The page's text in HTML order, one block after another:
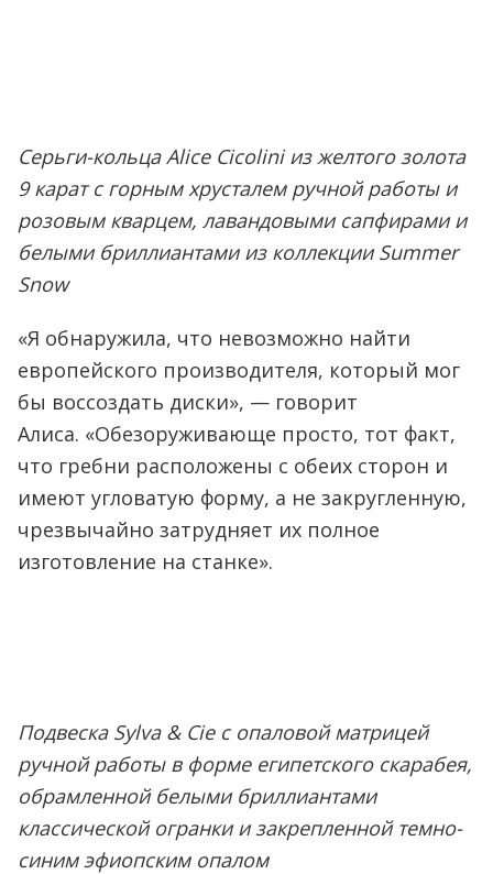
Серьги-кольца Alice Cicolini из желтого золота
9 карат с горным хрусталем ручной работы и
розовым кварцем, лавандовыми сапфирами и
белыми бриллиантами из коллекции Summer
Snow
«Я обнаружила, что невозможно найти
европейского производителя, который мог
бы воссоздать диски», — говорит
Алиса. «Обезоруживающе просто, тот факт,
что гребни расположены с обеих сторон и
имеют угловатую форму, а не закругленную,
чрезвычайно затрудняет их полное
изготовление на станке».
Подвеска Sylva & Cie с опаловой матрицей
ручной работы в форме египетского скарабея,
обрамленной белыми бриллиантами
классической огранки и закрепленной темно-
синим эфиопским опалом